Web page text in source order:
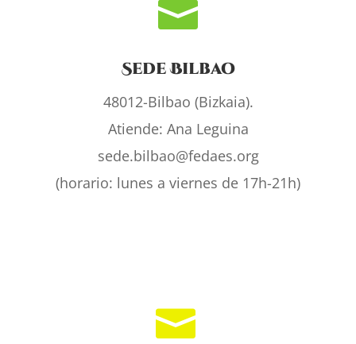

Sede Bilbao
48012-Bilbao (Bizkaia).
Atiende: Ana Leguina
sede.bilbao@fedaes.org
(horario: lunes a viernes de 17h-21h)
